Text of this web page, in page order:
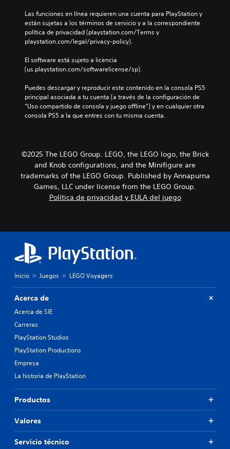
Las funciones en línea requieren una cuenta para PlayStation y
están sujetas a los términos de servicio y a la correspondiente
política de privacidad (playstation.com/Terms y
playstation.com/legal/privacy-policy).
El software está sujeto a licencia
(us.playstation.com/softwarelicense/sp).
Puedes descargar y reproducir este contenido en la consola PS5
principal asociada a tu cuenta (a través de la configuración de
“Uso compartido de consola y juego offline”) y en cualquier otra
consola PS5 a la que entres con tu misma cuenta.
©2025 The LEGO Group. LEGO, the LEGO logo, the Brick
and Knob configurations, and the Minifigure are
trademarks of the LEGO Group. Published by Annapurna
Games, LLC under license from the LEGO Group.
Política de privacidad y EULA del juego
Inicio Juegos LEGO Voyagers
Acerca de
Acerca de SIE
Carreras
PlayStation Studios
PlayStation Productions
Empresa
La historia de PlayStation
Productos
Valores
Servicio técnico